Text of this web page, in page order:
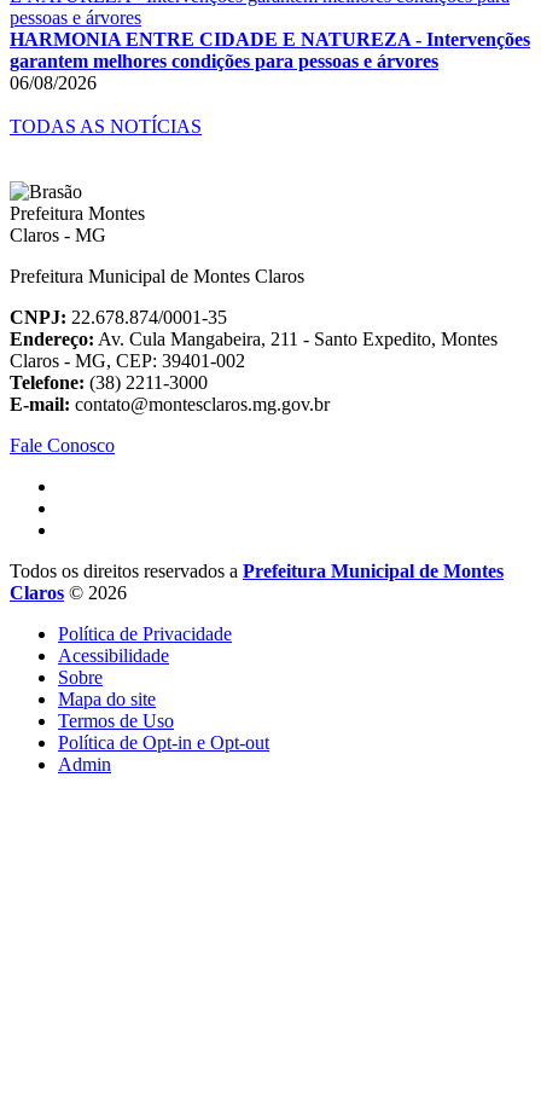
HARMONIA ENTRE CIDADE E NATUREZA - Intervenções
garantem melhores condições para pessoas e árvores
06/08/2026
TODAS AS NOTÍCIAS
Prefeitura Municipal de Montes Claros
CNPJ: 22.678.874/0001-35
Endereço: Av. Cula Mangabeira, 211 - Santo Expedito, Montes
Claros - MG, CEP: 39401-002
Telefone: (38) 2211-3000
E-mail: contato@montesclaros.mg.gov.br
Fale Conosco
Todos os direitos reservados a Prefeitura Municipal de Montes
Claros © 2026
Política de Privacidade
Acessibilidade
Sobre
Mapa do site
Termos de Uso
Política de Opt-in e Opt-out
Admin